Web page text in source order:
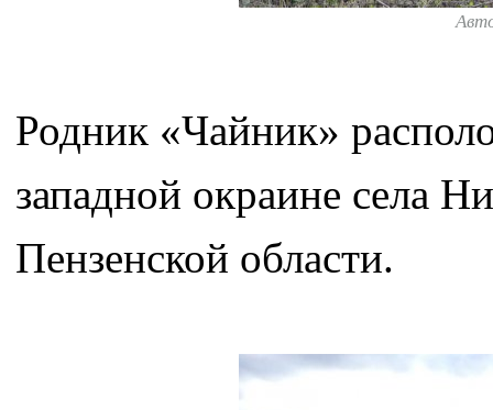
Родник «Чайник»
западной окраине села
Пензенской области.